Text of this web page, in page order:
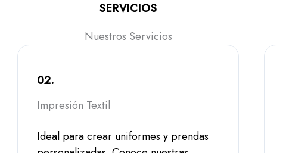
SERVICIOS
Nuestros Servicios
02.
Impresión Textil
Ideal para crear uniformes y prendas